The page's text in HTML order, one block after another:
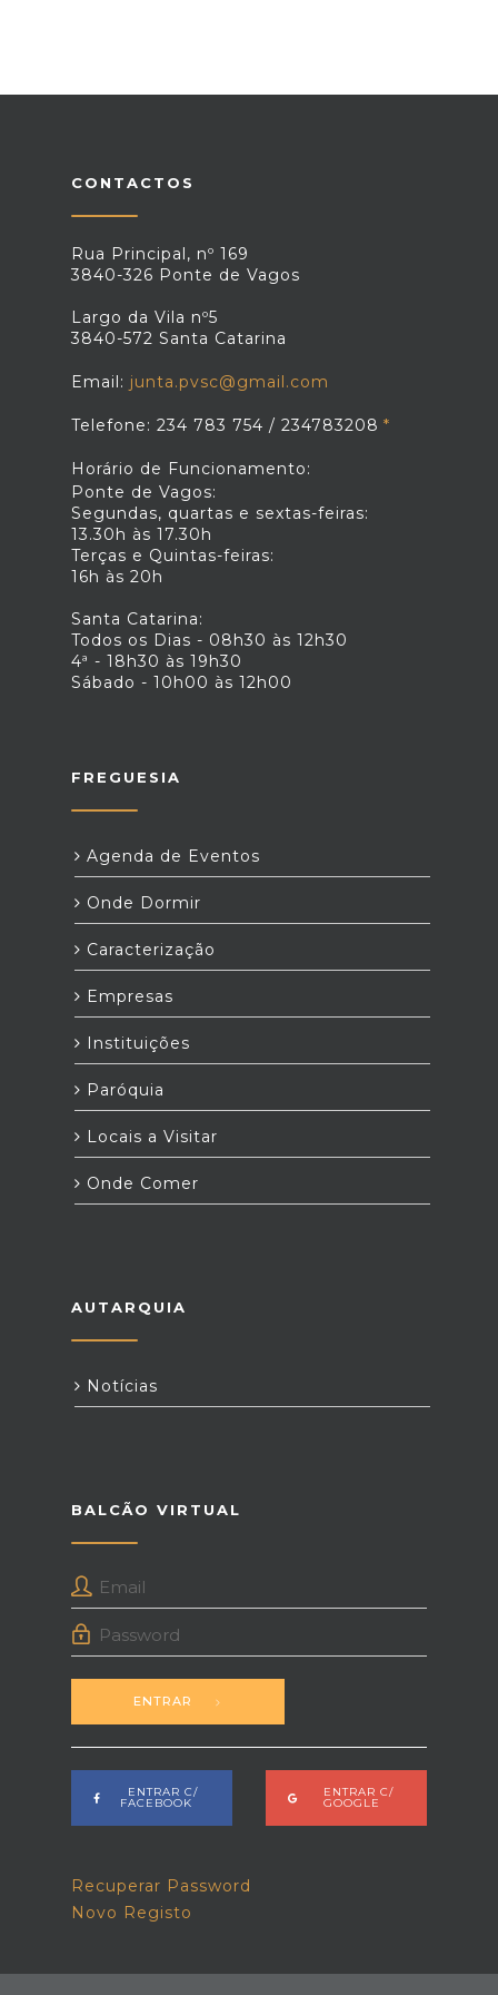
Tel.: 234 791 685
CONTACTOS
Rua Principal, nº 169
3840-326 Ponte de Vagos
Largo da Vila nº5
3840-572 Santa Catarina
Email: junta.pvsc@gmail.com
Telefone: 234 783 754 / 234783208
Horário de Funcionamento:
Ponte de Vagos:
Segundas, quartas e sextas-feiras:
13.30h às 17.30h
Terças e Quintas-feiras:
16h às 20h
Santa Catarina:
Todos os Dias - 08h30 às 12h30
4ª - 18h30 às 19h30
Sábado - 10h00 às 12h00
FREGUESIA
Agenda de Eventos
Onde Dormir
Caracterização
Empresas
Instituições
Paróquia
Locais a Visitar
Onde Comer
AUTARQUIA
Notícias
BALCÃO VIRTUAL
ENTRAR
ENTRAR C/
FACEBOOK
ENTRAR C/
GOOGLE
Recuperar Password
Novo Registo